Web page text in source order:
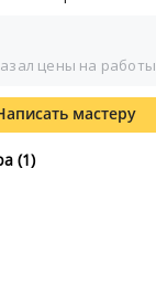
цены на работы
мастеру
(1)